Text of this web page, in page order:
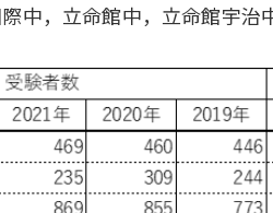
中，立命館中，立命館宇